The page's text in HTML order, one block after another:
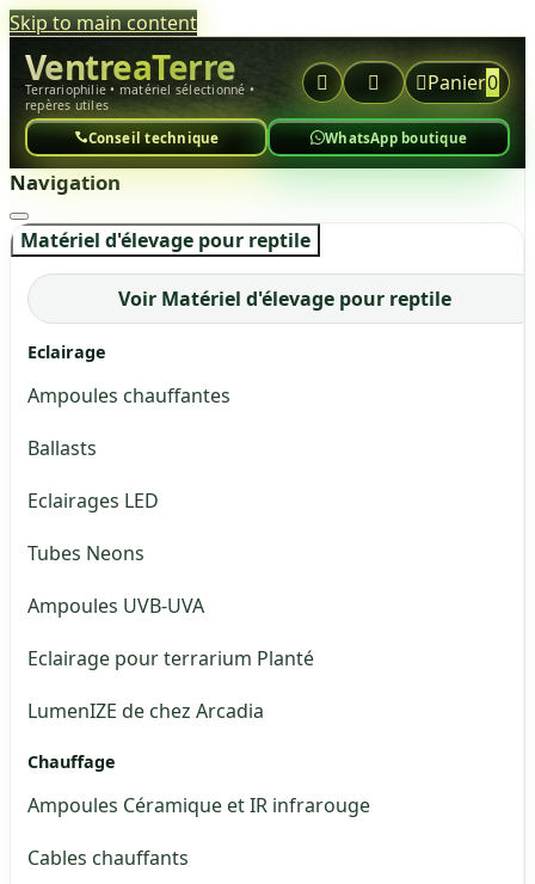
Skip to main content
VentreaTerre
Terrariophilie • matériel sélectionné •
repères utiles
  Panier0
Conseil technique WhatsApp boutique
Navigation
Matériel d'élevage pour reptile
Voir Matériel d'élevage pour reptile
Eclairage
Ampoules chauffantes
Ballasts
Eclairages LED
Tubes Neons
Ampoules UVB-UVA
Eclairage pour terrarium Planté
LumenIZE de chez Arcadia
Chauffage
Ampoules Céramique et IR infrarouge
Cables chauffants